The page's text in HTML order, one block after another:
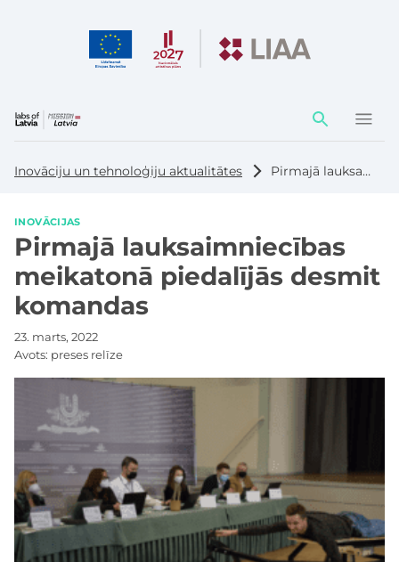
Darbības
elementi
Inovāciju un tehnoloģiju aktualitātes Pirmajā lauksaimniecības meikatonā piedalījās desmit komandas
INOVĀCIJAS
Pirmajā lauksaimniecības
meikatonā piedalījās desmit
komandas
23. marts, 2022
Avots: preses relīze